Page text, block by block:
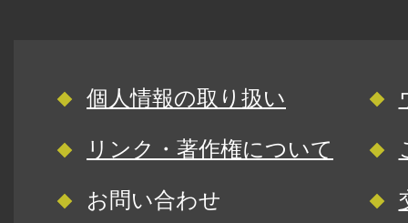
個人情報の取り扱い
リンク・著作権について
お問い合わせ